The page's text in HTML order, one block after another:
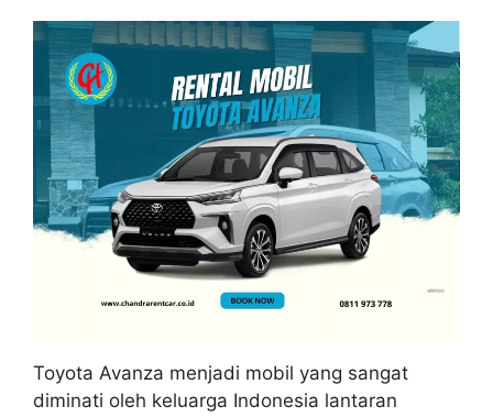
Toyota Avanza menjadi mobil yang sangat
diminati oleh keluarga Indonesia lantaran